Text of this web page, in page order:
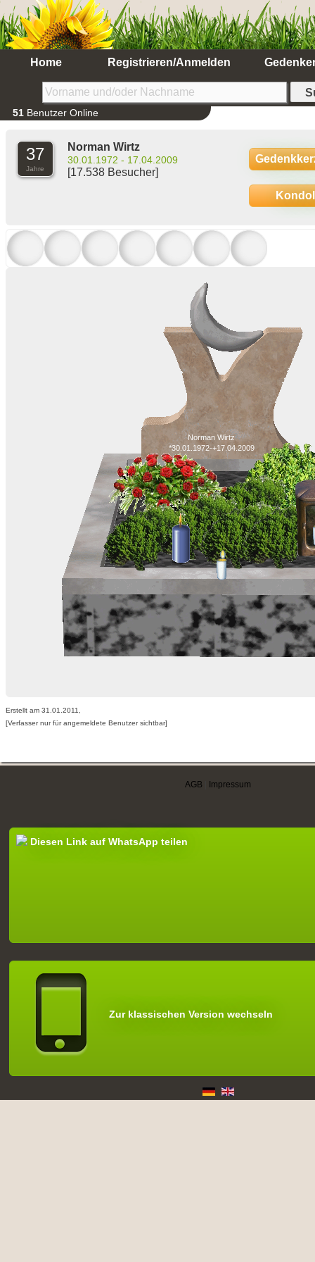
Home Registrieren/Anmelden
51 Benutzer Online
37
Jahre
Norman Wirtz
30.01.1972 - 17.04.2009
[17.538 Besucher]
Norman Wirtz
*30.01.1972-+17.04.2009
Erstellt am 31.01.2011,
[Verfasser nur für angemeldete Benutzer sichtbar]
AGB Impressum
Diesen Link auf WhatsApp teilen
Zur klassischen Version wechseln